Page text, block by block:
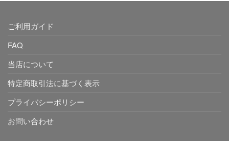
ご利用ガイド
FAQ
当店について
特定商取引法に基づく表示
プライバシーポリシー
お問い合わせ